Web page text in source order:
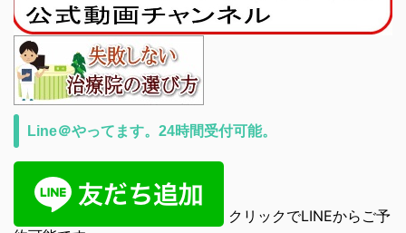
Line＠やってます。24時間受付可能。
クリックでLINEからご予